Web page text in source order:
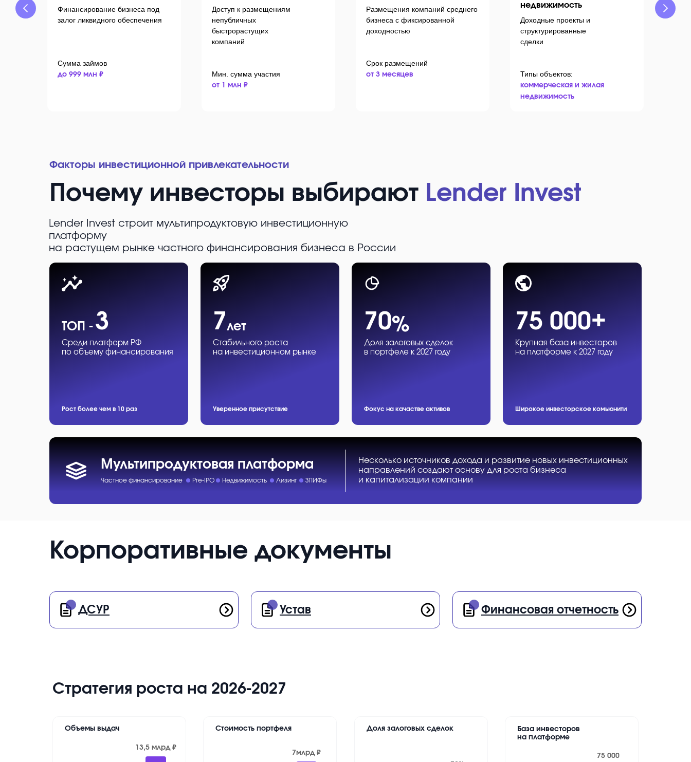
Финансирование бизнеса под
залог ликвидного обеспечения
Сумма займов
до 999 млн ₽
Доступ к размещениям
непубличных
быстрорастущих
компаний
Мин. сумма участия
от 1 млн ₽
Размещения компаний среднего
бизнеса с фиксированной
доходностью
Срок размещений
от 3 месяцев
недвижимость
Доходные проекты и
структурированные
сделки
Типы объектов:
коммерческая и жилая
недвижимость
Факторы инвестиционной привлекательности
Почему инвесторы выбирают Lender Invest
Lender Invest строит мультипродуктовую инвестиционную
платформу
на растущем рынке частного финансирования бизнеса в России
3
ТОП -
Среди платформ РФ
по объему финансирования
Рост более чем в 10 раз
7лет
Стабильного роста
на инвестиционном рынке
Уверенное присутствие
70%
Доля залоговых сделок
в портфеле к 2027 году
Фокус на качастве активов
75 000+
Крупная база инвесторов
на платформе к 2027 году
Широкое инвесторское комьюнити
Мультипродуктовая платформа
Частное финансирование Pre-IPO Недвижимость Лизинг ЗПИФы
Несколько источников дохода и развитие новых инвестиционных
направлений создают основу для роста бизнеса
и капитализации компании
Корпоративные документы
ДСУР Устав Финансовая отчетность
Стратегия роста на 2026-2027
Объемы выдач
13,5 млрд ₽
Стоимость портфеля
7млрд ₽
Доля залоговых сделок
База инвесторов
на платформе
75 000